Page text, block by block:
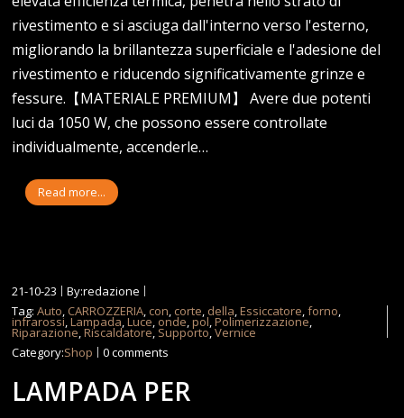
rivestimento e si asciuga dall'interno verso l'esterno,
migliorando la brillantezza superficiale e l'adesione del
rivestimento e riducendo significativamente grinze e
fessure.【MATERIALE PREMIUM】 Avere due potenti
luci da 1050 W, che possono essere controllate
individualmente, accenderle…
Read more...
21-10-23
By:redazione
Tag:Auto, CARROZZERIA, con, corte, della,Essiccatore,forno,
infrarossi,Lampada,Luce, onde,pol,Polimerizzazione,
Riparazione,Riscaldatore, Supporto,Vernice
Category:Shop 0 comments
LAMPADA PER